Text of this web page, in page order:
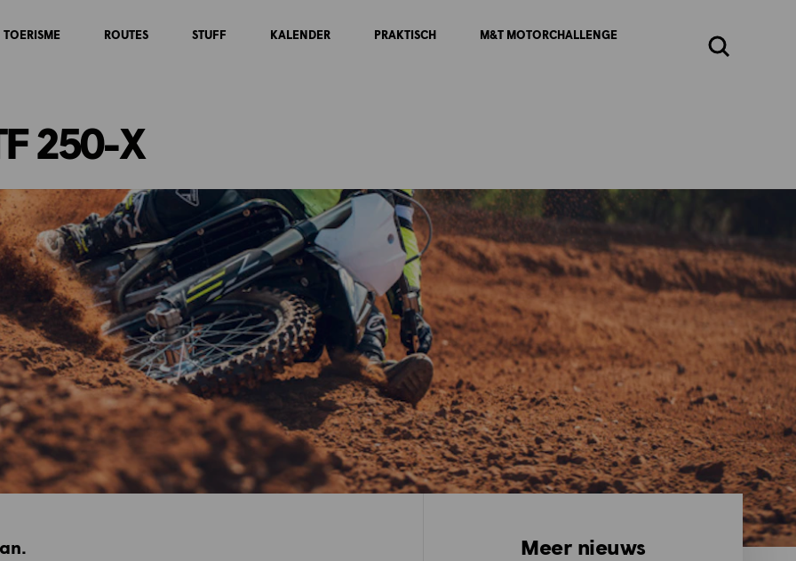
TOERISME ROUTES STUFF KALENDER PRAKTISCH M&T MOTORCHALLENGE
Zoeken
250-X
Meer nieuws